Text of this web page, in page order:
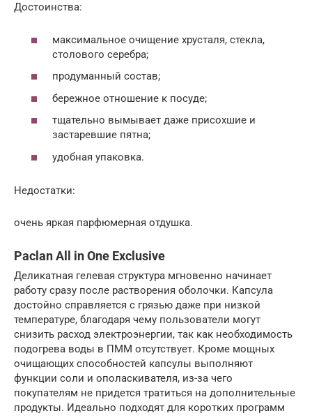
Достоинства:
максимальное очищение хрусталя, стекла,
столового серебра;
продуманный состав;
бережное отношение к посуде;
тщательно вымывает даже присохшие и
застаревшие пятна;
удобная упаковка.
Недостатки:
очень яркая парфюмерная отдушка.
Paclan All in One Exclusive
Деликатная гелевая структура мгновенно начинает
работу сразу после растворения оболочки. Капсула
достойно справляется с грязью даже при низкой
температуре, благодаря чему пользователи могут
снизить расход электроэнергии, так как необходимость
подогрева воды в ПММ отсутствует. Кроме мощных
очищающих способностей капсулы выполняют
функции соли и ополаскивателя, из-за чего
покупателям не придется тратиться на дополнительные
продукты. Идеально подходят для коротких программ